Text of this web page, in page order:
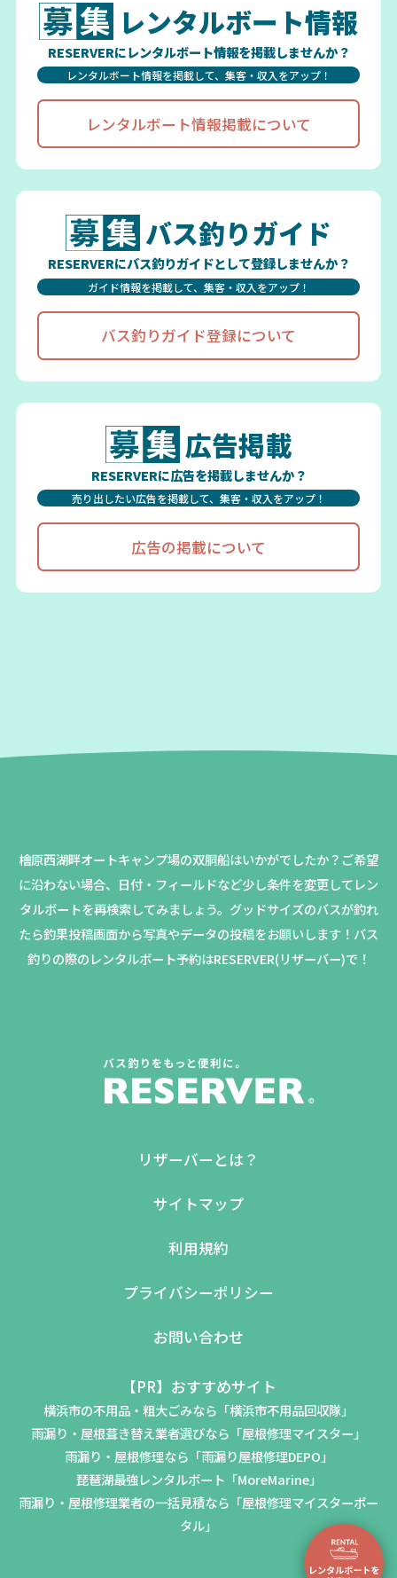
レンタルボート情報
RESERVERにレンタルボート情報を掲載しませんか？
レンタルボート情報を掲載して、集客・収入をアップ！
レンタルボート情報掲載について
バス釣りガイド
RESERVERにバス釣りガイドとして登録しませんか？
ガイド情報を掲載して、集客・収入をアップ！
バス釣りガイド登録について
広告掲載
RESERVERに広告を掲載しませんか？
売り出したい広告を掲載して、集客・収入をアップ！
広告の掲載について
檜原西湖畔オートキャンプ場の双胴船はいかがでしたか？ ご希望
に沿わない場合、日付・フィールドなど少し条件を変更してレン
タルボートを再検索してみましょう。 グッドサイズのバスが釣れ
たら釣果投稿画面から写真やデータの投稿をお願いします！バス
釣りの際のレンタルボート予約はRESERVER(リザーバー)で！
リザーバーとは？
サイトマップ
利用規約
プライバシーポリシー
お問い合わせ
【PR】おすすめサイト
横浜市の不用品・粗大ごみなら「横浜市不用品回収隊」
雨漏り・屋根葺き替え業者選びなら「屋根修理マイスター」
雨漏り・屋根修理なら「雨漏り屋根修理DEPO」
琵琶湖最強レンタルボート「MoreMarine」
雨漏り・屋根修理業者の一括見積なら「屋根修理マイスターポー
タル」